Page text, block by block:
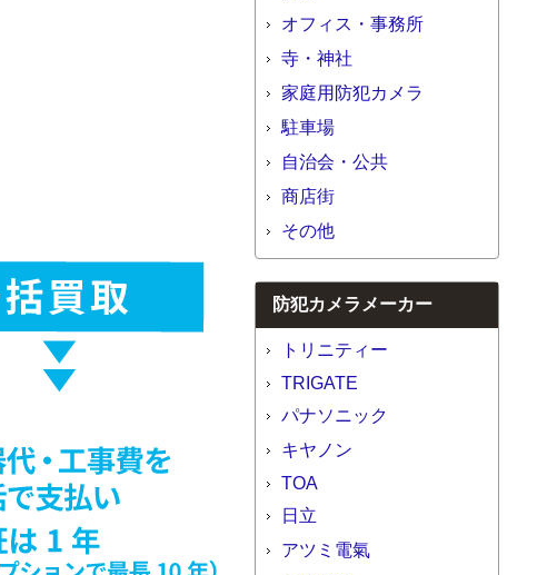
オフィス・事務所
寺・神社
家庭用防犯カメラ
駐車場
自治会・公共
商店街
その他
防犯カメラメーカー
トリニティー
TRIGATE
パナソニック
キヤノン
TOA
日立
アツミ電氣